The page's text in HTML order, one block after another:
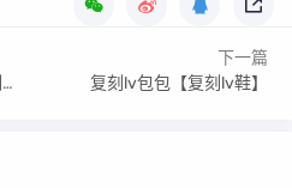
下一篇
复刻lv包包【复刻lv鞋】